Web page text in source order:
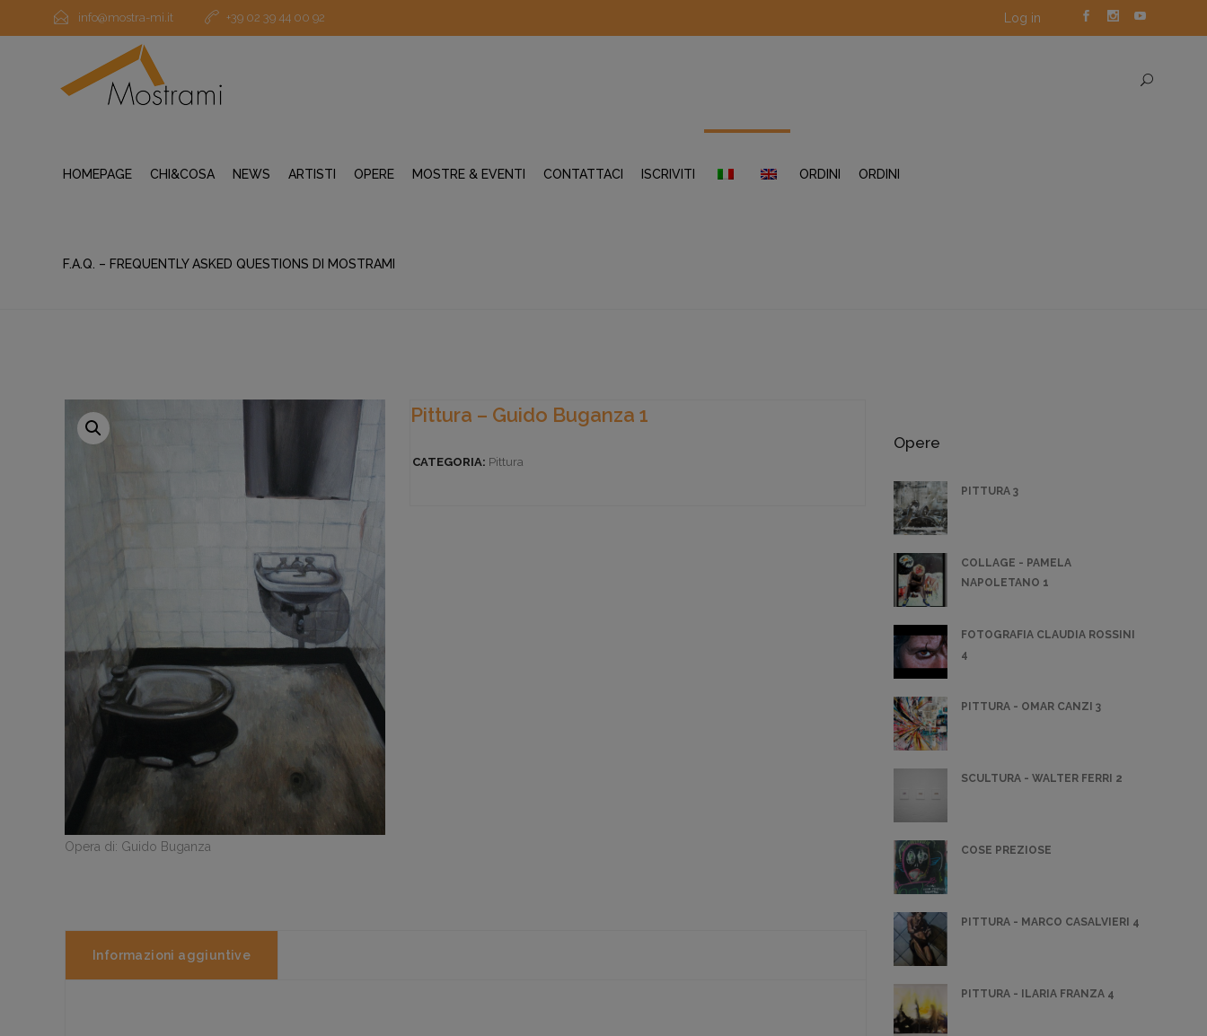
info@mostra-mi.it +39 02 39 44 00 92 Log in
HOMEPAGE CHI&COSA NEWS ARTISTI OPERE MOSTRE & EVENTI CONTATTACI ISCRIVITI ORDINI ORDINI
F.A.Q. – FREQUENTLY ASKED QUESTIONS DI MOSTRAMI
Opera di: Guido Buganza
Pittura – Guido Buganza 1
CATEGORIA: Pittura
Informazioni aggiuntive
Opere
PITTURA 3
COLLAGE - PAMELA
NAPOLETANO 1
FOTOGRAFIA CLAUDIA ROSSINI
4
PITTURA - OMAR CANZI 3
SCULTURA - WALTER FERRI 2
COSE PREZIOSE
PITTURA - MARCO CASALVIERI 4
PITTURA - ILARIA FRANZA 4